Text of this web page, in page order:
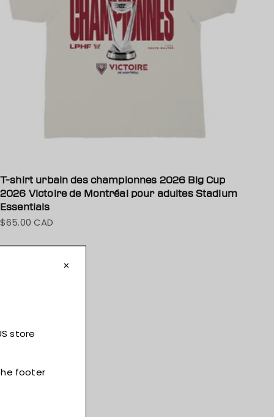
T-shirt urbain des championnes 2026 Big Cup
2026 Victoire de Montréal pour adultes Stadium
Essentials
Prix de vente
$65.00 CAD